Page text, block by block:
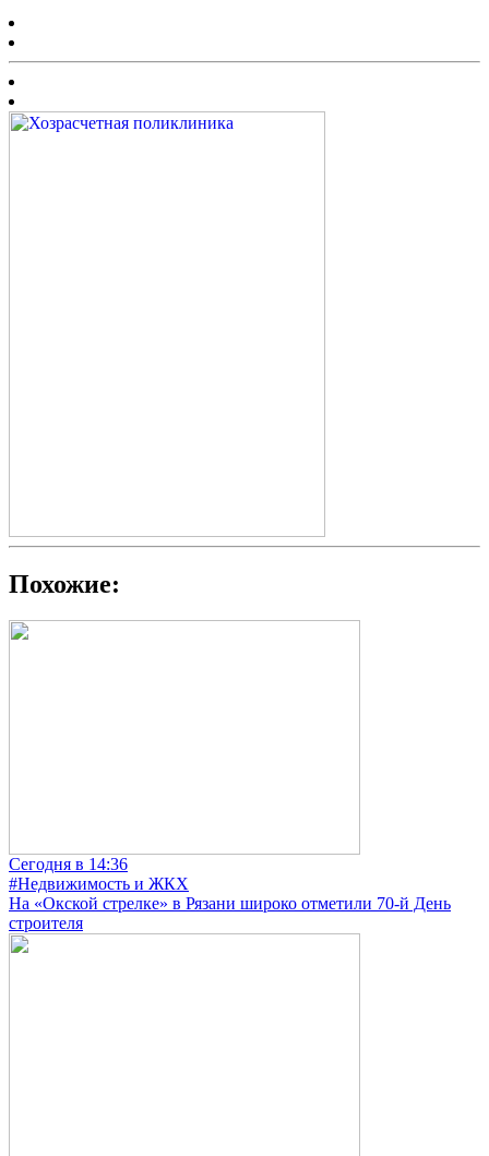
Похожие:
Сегодня в 14:36
#Недвижимость и ЖКХ
На «Окской стрелке» в Рязани широко отметили 70-й День
строителя